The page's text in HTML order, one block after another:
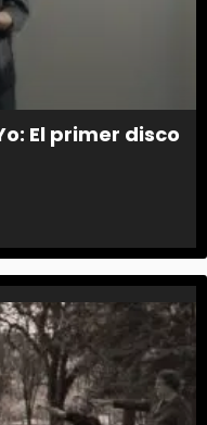
El primer disco